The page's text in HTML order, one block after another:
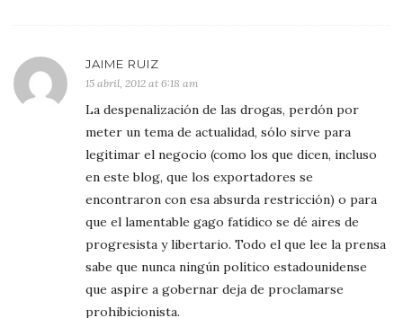
JAIME RUIZ
15 abril, 2012 at 6:18 am
La despenalización de las drogas, perdón por
meter un tema de actualidad, sólo sirve para
legitimar el negocio (como los que dicen, incluso
en este blog, que los exportadores se
encontraron con esa absurda restricción) o para
que el lamentable gago fatídico se dé aires de
progresista y libertario. Todo el que lee la prensa
sabe que nunca ningún político estadounidense
que aspire a gobernar deja de proclamarse
prohibicionista.